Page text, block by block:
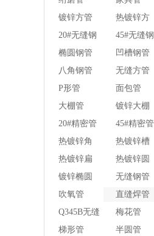
镀锌方管
热镀锌方
管
20#无缝钢
管
45#无缝钢
管
椭圆钢管
凹槽钢管
八角钢管
无缝方管
P形管
面包管
大棚管
镀锌大棚
管
20#精密管
45#精密管
热镀锌角
钢
热镀锌槽
钢
热镀锌扁
钢
热镀锌圆
钢
镀锌椭圆
管
无缝钢管
吹氧管
直缝焊管
Q345B无缝
钢管
梅花管
梯形管
半圆管